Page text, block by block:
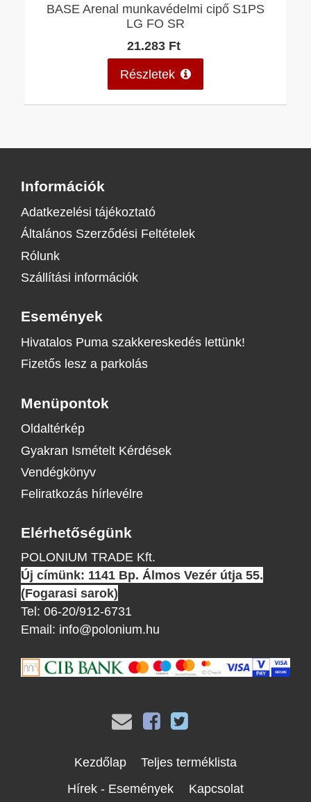
BASE Arenal munkavédelmi cipő S1PS
LG FO SR
21.283 Ft
Részletek
Információk
Adatkezelési tájékoztató
Általános Szerződési Feltételek
Rólunk
Szállítási információk
Események
Hivatalos Puma szakkereskedés lettünk!
Fizetős lesz a parkolás
Menüpontok
Oldaltérkép
Gyakran Ismételt Kérdések
Vendégkönyv
Feliratkozás hírlevélre
Elérhetőségünk
POLONIUM TRADE Kft.
Új címünk: 1141 Bp. Álmos Vezér útja 55.
(Fogarasi sarok)
Tel: 06-20/912-6731
Email: info@polonium.hu
Kezdőlap
Teljes terméklista
Hírek - Események
Kapcsolat